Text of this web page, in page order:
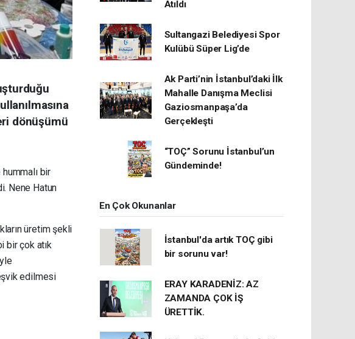
dönüşümü
hummalı bir
Nene Hatun
üretim şekli
bir çok atık
edilmesi
Atıldı
Sultangazi Belediyesi Spor
Kulübü Süper Lig’de
Ak Parti’nin İstanbul’daki İlk
Mahalle Danışma Meclisi
Gaziosmanpaşa’da
Gerçekleşti
“TOÇ” Sorunu İstanbul’un
Gündeminde!
En Çok Okunanlar
İstanbul'da artık TOÇ gibi
bir sorunu var!
ERAY KARADENİZ: AZ
ZAMANDA ÇOK İŞ
ÜRETTİK.